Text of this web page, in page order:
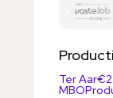
Ter Aar
MBO